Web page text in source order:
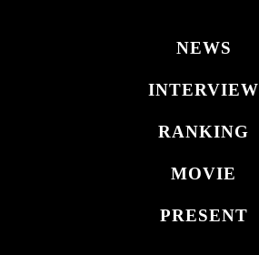
NEWS
INTERVIEW
RANKING
MOVIE
PRESENT